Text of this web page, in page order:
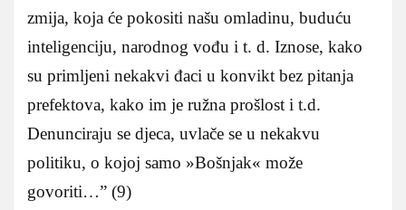
zmija, koja će pokositi našu omladinu, buduću
inteligenciju, narodnog vođu i t. d. Iznose, kako
su primljeni nekakvi đaci u konvikt bez pitanja
prefektova, kako im je ružna prošlost i t.d.
Denunciraju se djeca, uvlače se u nekakvu
politiku, o kojoj samo »Bošnjak« može
govoriti…” (9)